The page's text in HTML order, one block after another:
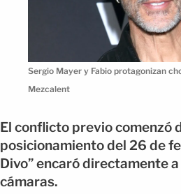
Sergio Mayer y Fabio protagonizan
Mezcalent
El conflicto previo comenzó
posicionamiento del 26 de
Divo” encaró directamente
cámaras.